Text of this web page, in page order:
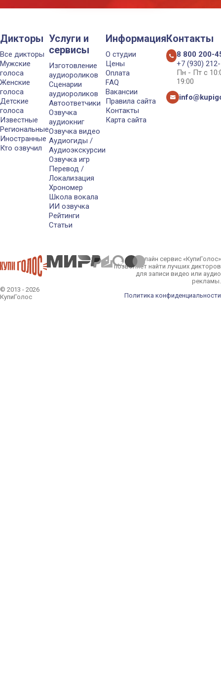
Дикторы
Все дикторы
Мужские
голоса
Женские
голоса
Детские
голоса
Известные
Региональные
Иностранные
Кто озвучил
Услуги и
сервисы
Изготовление
аудиороликов
Сценарии
аудиороликов
Автоответчики
Озвучка
аудиокниг
Озвучка видео
Аудиогиды /
Аудиоэкскурсии
Озвучка игр
Перевод /
Локализация
Хрономер
Школа вокала
ИИ озвучка
Рейтинги
Статьи
Информация
О студии
Цены
Оплата
FAQ
Вакансии
Правила сайта
Контакты
Карта сайта
Контакты
8 800 200-
+7 (930)
Пн - Пт с
19:00
© 2013 - 2026
КупиГолос
Онлайн сервис «КупиГолос»
позволяет найти лучших дикторов
для записи видео или аудио
рекламы.
Политика конфиденциальности